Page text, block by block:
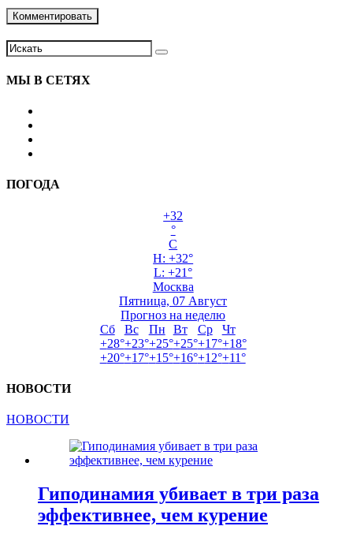
МЫ В СЕТЯХ
ПОГОДА
+32
°
C
H:+32°
L:+21°
Москва
Пятница, 07 Август
Прогноз на неделю
Сб
Вс Пн Вт Ср
Чт
+28°+23°+25°+25°+17°+18°
+20°+17°+15°+16°+12°+11°
НОВОСТИ
НОВОСТИ
Гиподинамия убивает в три раза
эффективнее, чем курение